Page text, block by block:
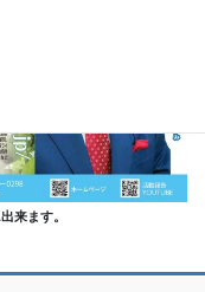
来ます。